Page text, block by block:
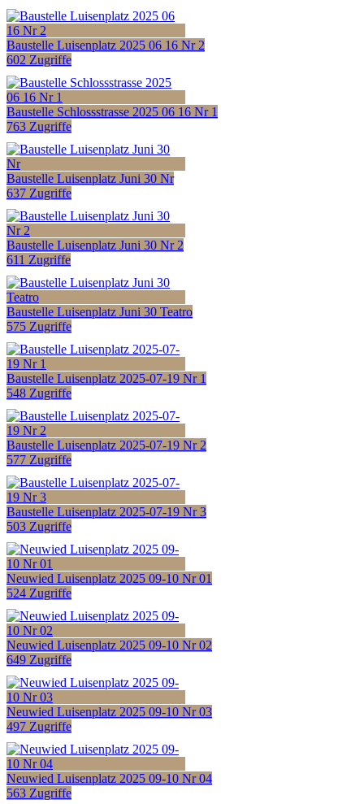
Baustelle Luisenplatz 2025 06 16 Nr 2
602 Zugriffe
Baustelle Schlossstrasse 2025 06 16 Nr 1
763 Zugriffe
Baustelle Luisenplatz Juni 30 Nr
637 Zugriffe
Baustelle Luisenplatz Juni 30 Nr 2
611 Zugriffe
Baustelle Luisenplatz Juni 30 Teatro
575 Zugriffe
Baustelle Luisenplatz 2025-07-19 Nr 1
548 Zugriffe
Baustelle Luisenplatz 2025-07-19 Nr 2
577 Zugriffe
Baustelle Luisenplatz 2025-07-19 Nr 3
503 Zugriffe
Neuwied Luisenplatz 2025 09-10 Nr 01
524 Zugriffe
Neuwied Luisenplatz 2025 09-10 Nr 02
649 Zugriffe
Neuwied Luisenplatz 2025 09-10 Nr 03
497 Zugriffe
Neuwied Luisenplatz 2025 09-10 Nr 04
563 Zugriffe